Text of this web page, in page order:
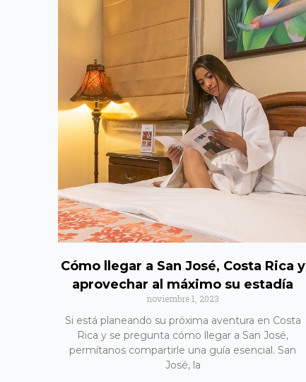
Cómo llegar a San José, Costa Rica y
aprovechar al máximo su estadía
noviembre 1, 2023
Si está planeando su próxima aventura en Costa
Rica y se pregunta cómo llegar a San José,
permítanos compartirle una guía esencial. San
José, la